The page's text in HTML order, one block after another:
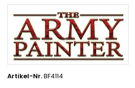
Artikel-Nr.BF4114